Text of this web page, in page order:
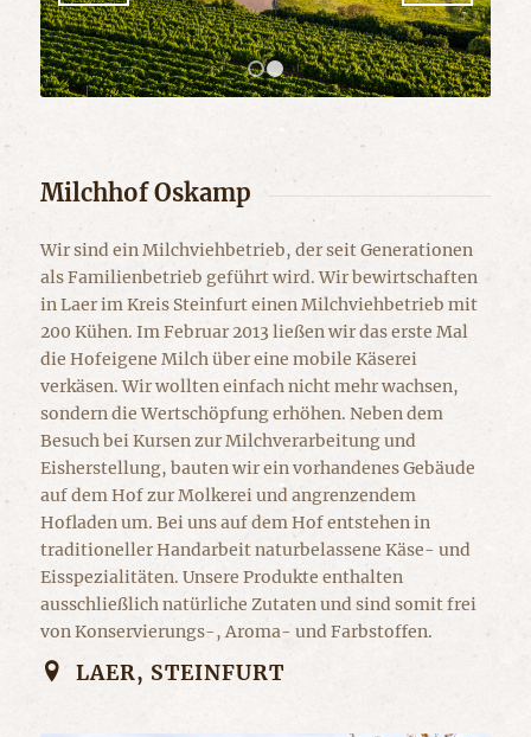
1 2
Milchhof Oskamp
Wir sind ein Milchviehbetrieb, der seit Generationen
als Familienbetrieb geführt wird. Wir bewirtschaften
in Laer im Kreis Steinfurt einen Milchviehbetrieb mit
200 Kühen. Im Februar 2013 ließen wir das erste Mal
die Hofeigene Milch über eine mobile Käserei
verkäsen. Wir wollten einfach nicht mehr wachsen,
sondern die Wertschöpfung erhöhen. Neben dem
Besuch bei Kursen zur Milchverarbeitung und
Eisherstellung, bauten wir ein vorhandenes Gebäude
auf dem Hof zur Molkerei und angrenzendem
Hofladen um. Bei uns auf dem Hof entstehen in
traditioneller Handarbeit naturbelassene Käse- und
Eisspezialitäten. Unsere Produkte enthalten
ausschließlich natürliche Zutaten und sind somit frei
von Konservierungs-, Aroma- und Farbstoffen.
LAER, STEINFURT